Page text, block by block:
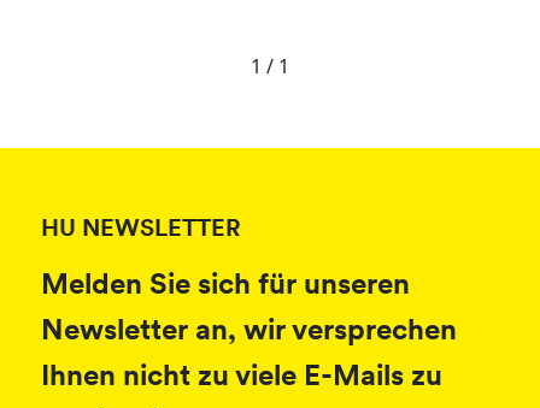
1 / 1
HU NEWSLETTER
Melden Sie sich für unseren
Newsletter an, wir versprechen
Ihnen nicht zu viele E-Mails zu